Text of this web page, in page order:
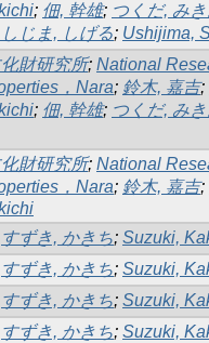
; 佃, 幹雄; つくだ, み
しじま, しげる; Ushijima,
財研究所; National
，Nara; 鈴木, 嘉吉;
; 佃, 幹雄; つくだ, み
財研究所; National
，Nara; 鈴木, 嘉吉;
すずき, かきち; Suzuki,
すずき, かきち; Suzuki,
すずき, かきち; Suzuki,
すずき, かきち; Suzuki,